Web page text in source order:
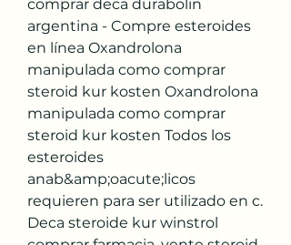
comprar deca durabolin
argentina - Compre esteroides
en línea Oxandrolona
manipulada como comprar
steroid kur kosten Oxandrolona
manipulada como comprar
steroid kur kosten Todos los
esteroides
anab&amp;oacute;licos
requieren para ser utilizado en c.
Deca steroide kur winstrol